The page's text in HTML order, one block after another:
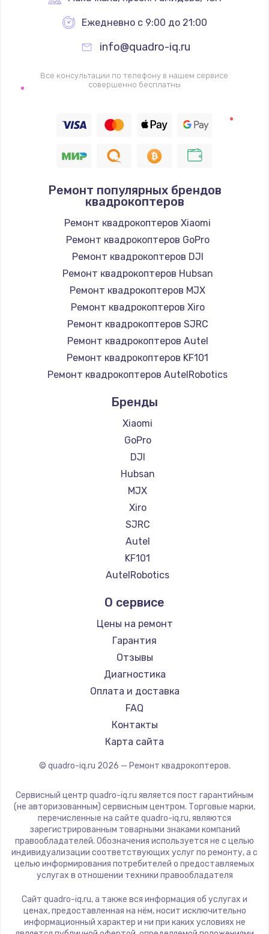
Ежедневно с 9:00 до 21:00
info@quadro-iq.ru
Все консультации по телефону в нашем сервисе
совершенно бесплатны
Ремонт популярных брендов
квадрокоптеров
Ремонт квадрокоптеров Xiaomi
Ремонт квадрокоптеров GoPro
Ремонт квадрокоптеров DJI
Ремонт квадрокоптеров Hubsan
Ремонт квадрокоптеров MJX
Ремонт квадрокоптеров Xiro
Ремонт квадрокоптеров SJRC
Ремонт квадрокоптеров Autel
Ремонт квадрокоптеров KF101
Ремонт квадрокоптеров AutelRobotics
Бренды
Xiaomi
GoPro
DJI
Hubsan
MJX
Xiro
SJRC
Autel
KF101
AutelRobotics
О сервисе
Цены на ремонт
Гарантия
Отзывы
Диагностика
Оплата и доставка
FAQ
Контакты
Карта сайта
© quadro-iq.ru 2026 — Ремонт квадрокоптеров.
Сервисный центр quadro-iq.ru является пост гарантийным
(не авторизованным) сервисным центром. Торговые марки,
перечисленные на сайте quadro-iq.ru, являются
зарегистрированным товарными знаками компаний
правообладателей. Обозначения используется не с целью
индивидуализации соответствующих услуг по ремонту, а с
целью информирования потребителей о предоставляемых
услугах в отношении техники правообладателя
Сайт quadro-iq.ru, а также вся информация об услугах и
ценах, предоставленная на нём, носит исключительно
информационный характер и ни при каких условиях не